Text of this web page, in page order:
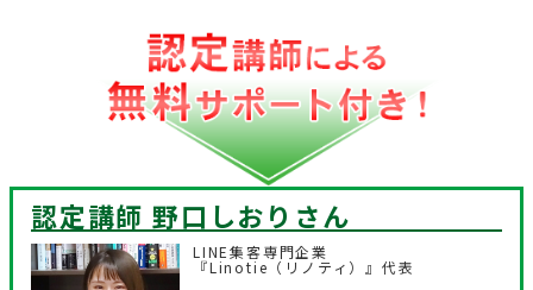
認定講師 野口しおり さん
LINE集客専門企業
『Linotie（リノティ）』代表